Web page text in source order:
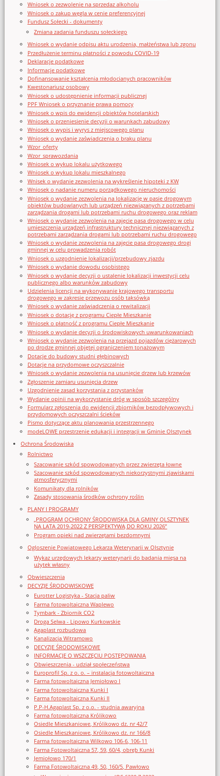
Wniosek o zezwolenie na sprzedaz alkoholu
Wniosek o zakup węgla w cenie preferencyjnej
Fundusz Sołecki - dokumenty
Zmiana zadania funduszu sołeckiego
Wniosek o wydanie odpisu aktu urodzenia, małżeństwa lub zgonu
Przedłużenie terminu płatności z powodu COVID-19
Deklaracje podatkowe
Informacje podatkowe
Dofinansowanie kształcenia młodocianych pracowników
Kwestonariusz osobowy
Wniosek o udostępnienie informacji publicznej
PPF Wniosek o przyznanie prawa pomocy
Wniosek o wpis do ewidencji obiektów hotelarskich
Wniosek o przeniesienie decyzji o warunkach zabudowy
Wniosek o wypis i wyrys z miejscowego planu
Wniosek o wydanie zaświadczenia o braku planu
Wzor_oferty
Wzor_sprawozdania
Wniosek o wykup lokalu użytkowego
Wniosek o wykup lokalu mieszkalnego
Wnisek o wydanie zezwolenia na wykreślenie hipoteki z KW
Wniosek o nadanie numeru porządkowego nieruchomości
Wniosek o wydanie zezwolenia na lokalizację w pasie drogowym
obiektów budowlanych lub urządzeń niezwiązanych z potrzebami
zarządzania drogami lub potrzebami ruchu drogowego oraz reklam
Wniosek o wydanie zezwolenia na zajęcie pasa drogowego w celu
umieszczenia urządzeń infrastruktury technicznej niezwiązanych z
potrzebami zarządzania drogami lub potrzebami ruchu drogowego
Wniosek o wydanie zezwolenia na zajęcie pasa drogowego drogi
gminnej w celu prowadzenia robót
Wniosek o uzgodnienie lokalizacji/przebudowy zjazdu
Wniosek o wydanie dowodu osobistego
Wniosek o wydanie decyzji o ustalenie lokalizacji inwestycji celu
publicznego albo warunków zabudowy
Udzielenia licencji na wykonywanie krajowego transportu
drogowego w zakresie przewozu osób taksówką
Wniosek o wydanie zaświadczenia o rewitalizacji
Wniosek o dotację z programu Ciepłe Mieszkanie
Wniosek o płatność z programu Ciepłe Mieszkanie
Wniosek o wydanie decyzji o środowiskowych uwarunkowaniach
Wniosek o wydanie zezwolenia na przejazd pojazdów ciężarowych
po drodze gminnej objętej ograniczeniem tonażowym
Dotacje do budowy studni głębinowych
Dotacje na przydomowe oczyszczalnie
Wniosek o wydanie zezwolenia na usunięcie drzew lub krzewów
Zgłoszenie zamiaru usunięcia drzew
Uzgodnienie zasad korzystania z przystanków
Wydanie opinii na wykorzystanie dróg w sposób szczególny
Formularz zgłoszenia do ewidencji zbiorników bezodpływowych i
przydomowych oczyszczalni ścieków
Pismo dotyczące aktu planowania przestrzennego
modeLOWE przestrzenie edukacji i integracji w Gminie Olsztynek
Ochrona Środowiska
Rolnictwo
Szacowanie szkód spowodowanych przez zwierzęta łowne
Szacowanie szkód spowodowanych niekorzystnymi zjawiskami
atmosferycznymi
Komunikaty dla rolników
Zasady stosowania środków ochrony roślin
PLANY I PROGRAMY
„PROGRAM OCHRONY ŚRODOWISKA DLA GMINY OLSZTYNEK
NA LATA 2019-2022 Z PERSPEKTYWĄ DO ROKU 2026”
Program opieki nad zwierzętami bezdomnymi
Ogloszenie Powiatowego Lekarza Weterynarii w Olsztynie
Wykaz urzędowych lekarzy weterynarii do badania mięsa na
użytek własny
Obwieszczenia
DECYZJE ŚRODOWISKOWE
Eurotter Logistyka - Stacja paliw
Farma fotowoltaiczna Waplewo
Tymbark - Zbiornik CO2
Droga Selwa - Lipowo Kurkowskie
Agaplast rozbudowa
Kanalizacja Witramowo
DECYZJE ŚRODOWISKOWE
INFORMACJE O WSZCZĘCIU POSTĘPOWANIA
Obwieszczenia - udział społeczeństwa
Europrofil Sp. z o. o. – instalacja fotowoltaiczna
Farma fotowoltaiczna Jemiołowo I
Farma fotowoltaiczna Kunki I
Farma fotowoltaiczna Kunki II
P.P-H.Agaplast Sp. z o.o. - studnia awaryjna
Farma fotowoltaiczna Królikowo
Osiedle Mieszkaniowe, Królikowo dz. nr 42/7
Osiedle Mieszkaniowe, Królikowo dz. nr 166/8
Farma fotowoltaiczna Wilkowo 106-6, 106-11
Farma Fotowoltaiczna 57, 59, 60/4, obręb Kunki
Jemiołowo 170/1
Farma Fotowoltaiczna 49, 50, 160/5, Pawłowo